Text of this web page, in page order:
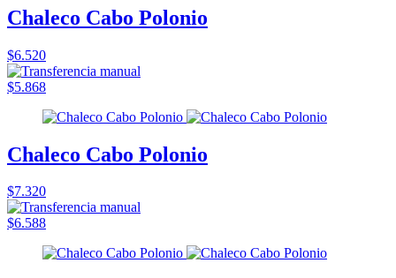
Chaleco Cabo Polonio
$6.520
$5.868
Chaleco Cabo Polonio
$7.320
$6.588